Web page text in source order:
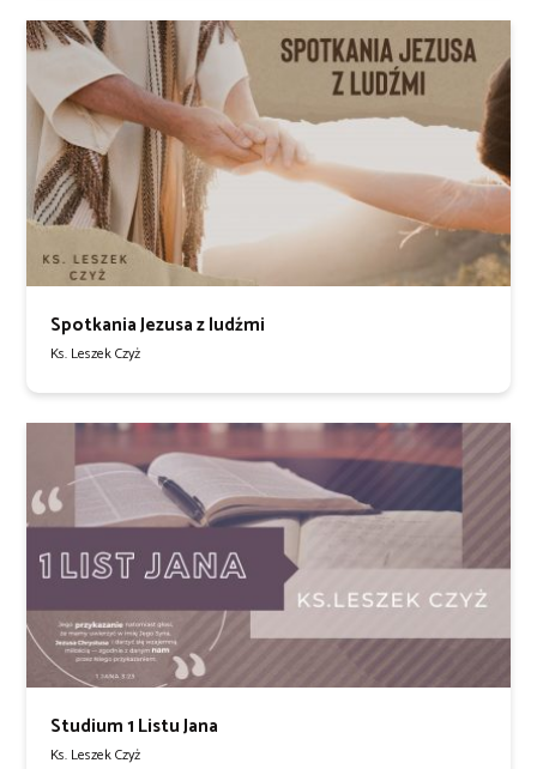
Spotkania Jezusa z ludźmi
Ks. Leszek Czyż
Studium 1 Listu Jana
Ks. Leszek Czyż